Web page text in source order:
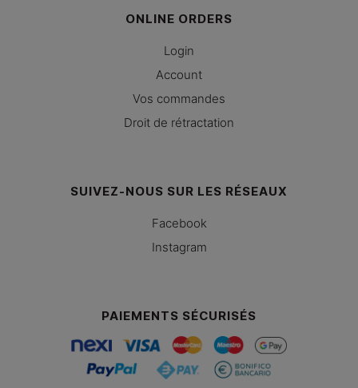
ONLINE ORDERS
Login
Account
Vos commandes
Droit de rétractation
SUIVEZ-NOUS SUR LES RÉSEAUX
Facebook
Instagram
PAIEMENTS SÉCURISÉS